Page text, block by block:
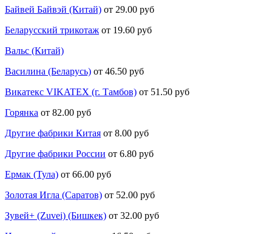
Байвей Байвэй (Китай) от 29.00 руб
Беларусский трикотаж от 19.60 руб
Вальс (Китай)
Василина (Беларусь) от 46.50 руб
Викатекс VIKATEX (г. Тамбов) от 51.50 руб
Горянка от 82.00 руб
Другие фабрики Китая от 8.00 руб
Другие фабрики России от 6.80 руб
Ермак (Тула) от 66.00 руб
Золотая Игла (Саратов) от 52.00 руб
Зувей+ (Zuvei) (Бишкек) от 32.00 руб